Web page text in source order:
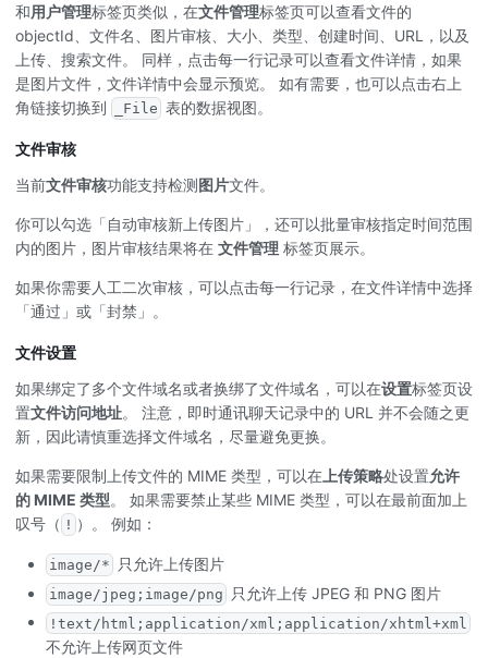
和用户管理标签页类似，在文件管理标签页可以查看文件的
objectId、文件名、图片审核、大小、类型、创建时间、URL，以及
上传、搜索文件。 同样，点击每一行记录可以查看文件详情，如果
是图片文件，文件详情中会显示预览。 如有需要，也可以点击右上
角链接切换到
_File 表的数据视图。
文件审核
当前文件审核功能支持检测图片文件。
你可以勾选「自动审核新上传图片」，还可以批量审核指定时间范围
内的图片，图片审核结果将在 文件管理 标签页展示。
如果你需要人工二次审核，可以点击每一行记录，在文件详情中选择
「通过」或「封禁」。
文件设置
如果绑定了多个文件域名或者换绑了文件域名，可以在设置标签页设
置文件访问地址。 注意，即时通讯聊天记录中的 URL 并不会随之更
新，因此请慎重选择文件域名，尽量避免更换。
如果需要限制上传文件的 MIME 类型，可以在 上传策略处设置允许
的 MIME 类型。 如果需要禁止某些 MIME 类型，可以在最前面加上
叹号（ ! ）。 例如：
image/* 只允许上传图片
image/jpeg;image/png 只允许上传 JPEG 和 PNG 图片
!text/html;application/xml;application/xhtml+xml
不允许上传网页文件